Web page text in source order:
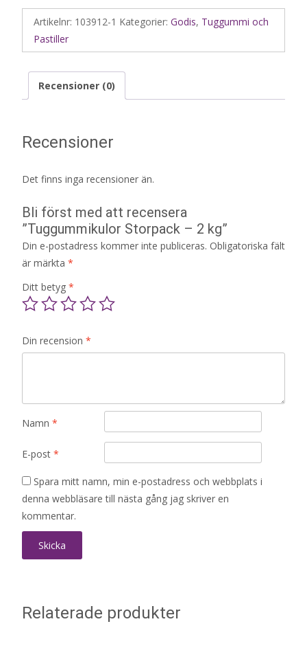
Artikelnr: 103912-1 Kategorier: Godis, Tuggummi och
Pastiller
Recensioner (0)
Recensioner
Det finns inga recensioner än.
Bli först med att recensera
”Tuggummikulor Storpack – 2 kg”
Din e-postadress kommer inte publiceras. Obligatoriska fält
är märkta *
Ditt betyg *
Din recension *
Namn *
E-post *
Spara mitt namn, min e-postadress och webbplats i
denna webbläsare till nästa gång jag skriver en
kommentar.
Relaterade produkter